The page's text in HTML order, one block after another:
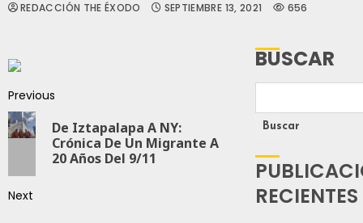
REDACCIÓN THE ÉXODO SEPTIEMBRE 13, 2021 656
Previous
De Iztapalapa A NY:
Crónica De Un Migrante A
20 Años Del 9/11
Next
BUSCAR
Buscar
RECIENTES